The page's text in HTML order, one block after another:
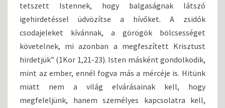
tetszett Istennek, hogy balgaságnak látszó
igehirdetéssel üdvözítse a hívőket. A zsidók
csodajeleket kívánnak, a görögök bölcsességet
követelnek, mi azonban a megfeszített Krisztust
hirdetjük” (1Kor 1,21-23). Isten másként gondolkodik,
mint az ember, ennél fogva más a mércéje is. Hitünk
miatt nem a világ elvárásainak kell, hogy
megfeleljünk, hanem személyes kapcsolatra kell,